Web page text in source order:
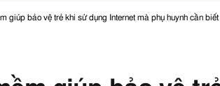
giúp bảo vệ trẻ khi sử dụng Internet mà phụ huynh cần biết